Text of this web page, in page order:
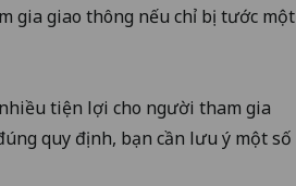
gia giao thông nếu chỉ bị tước một
nhiều tiện lợi cho người tham gia
quy định, bạn cần lưu ý một số